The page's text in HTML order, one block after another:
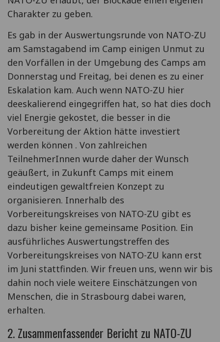
Charakter zu geben.
Es gab in der Auswertungsrunde von NATO-ZU
am Samstagabend im Camp einigen Unmut zu
den Vorfällen in der Umgebung des Camps am
Donnerstag und Freitag, bei denen es zu einer
Eskalation kam. Auch wenn NATO-ZU hier
deeskalierend eingegriffen hat, so hat dies doch
viel Energie gekostet, die besser in die
Vorbereitung der Aktion hätte investiert
werden können . Von zahlreichen
TeilnehmerInnen wurde daher der Wunsch
geäußert, in Zukunft Camps mit einem
eindeutigen gewaltfreien Konzept zu
organisieren. Innerhalb des
Vorbereitungskreises von NATO-ZU gibt es
dazu bisher keine gemeinsame Position. Ein
ausführliches Auswertungstreffen des
Vorbereitungskreises von NATO-ZU kann erst
im Juni stattfinden. Wir freuen uns, wenn wir bis
dahin noch viele weitere Einschätzungen von
Menschen, die in Strasbourg dabei waren,
erhalten.
2. Zusammenfassender Bericht zu NATO-ZU